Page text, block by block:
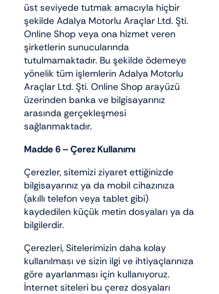
üst seviyede tutmak amacıyla hiçbir
şekilde Adalya Motorlu Araçlar Ltd. Şti.
Online Shop veya ona hizmet veren
şirketlerin sunucularında
tutulmamaktadır. Bu şekilde ödemeye
yönelik tüm işlemlerin Adalya Motorlu
Araçlar Ltd. Şti. Online Shop arayüzü
üzerinden banka ve bilgisayarınız
arasında gerçekleşmesi
sağlanmaktadır.
Madde 6 – Çerez Kullanımı
Çerezler, sitemizi ziyaret ettiğinizde
bilgisayarınız ya da mobil cihazınıza
(akıllı telefon veya tablet gibi)
kaydedilen küçük metin dosyaları ya da
bilgilerdir.
Çerezleri, Sitelerimizin daha kolay
kullanılması ve sizin ilgi ve ihtiyaçlarınıza
göre ayarlanması için kullanıyoruz.
İnternet siteleri bu çerez dosyaları